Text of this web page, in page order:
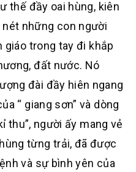
thế đầy oai hùng, kiên
những con người
giáo trong tay đi khắp
đất nước. Nó
đài đầy hiên ngang
“ giang sơn” và dòng
thu”, người ấy mang vẻ
từng trải, đã được
và sự bình yên của